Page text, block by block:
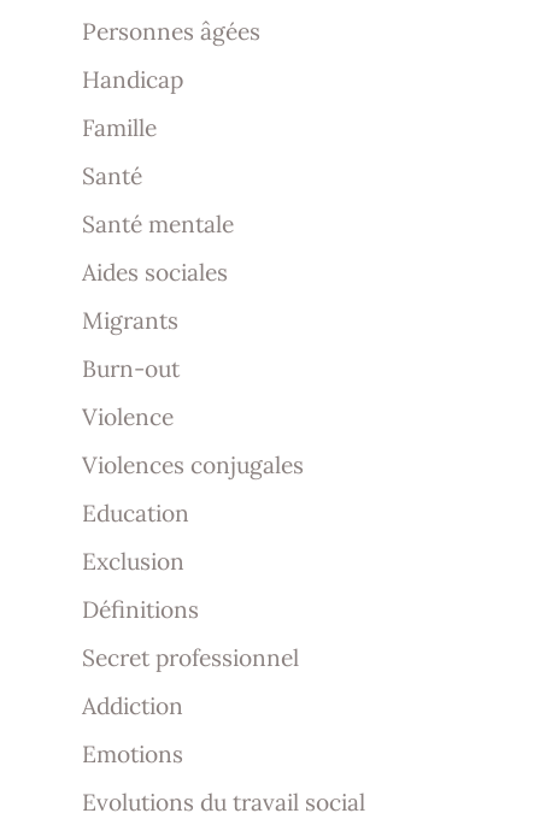
Personnes âgées
Handicap
Famille
Santé
Santé mentale
Aides sociales
Migrants
Burn-out
Violence
Violences conjugales
Education
Exclusion
Définitions
Secret professionnel
Addiction
Emotions
Evolutions du travail social